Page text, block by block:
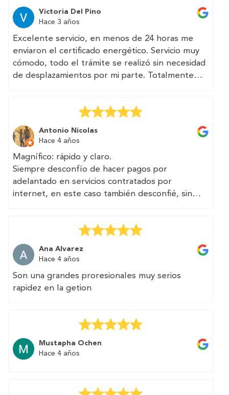
llegan a pedirte 250€.
Todo rápido, transparente, sin trampa, con un
teléfono y un correo accesible. He visto que
TRAMITAN multitud de documentos,
certificados, informes técnicos relacionados con
la vivienda y la edificabilidad. Seguro que en el
Excelente servicio. Página web muy clara y bien
diseñada. Asesoría acertada — especialmente
para quien vive fuera del país y no está
familiarizado con la burocracia española.
Recomendado.
Victoria Del Pino
Hace 3 años
Excelente servicio, en menos de 24 horas me
enviaron el certificado energético. Servicio muy
cómodo, todo el trámite se realizó sin necesidad
de desplazamientos por mi parte. Totalmente
(Translated by Google)
Excellent service, in less than 24 hours they
sent me the energy certificate. Very comfortable
service, the entire procedure was carried out
without the need for travel on my part. Totally
recommended.
Antonio Nicolas
Hace 4 años
Magnífico: rápido y claro.
Siempre desconfío de hacer pagos por
adelantado en servicios contratados por
internet, en este caso también desconfié, sin
Muchas gracias por vuestra excelente atención.
Ana Alvarez
Hace 4 años
Son una grandes proresionales muy serios
rapidez en la getion
Mustapha Ochen
Hace 4 años